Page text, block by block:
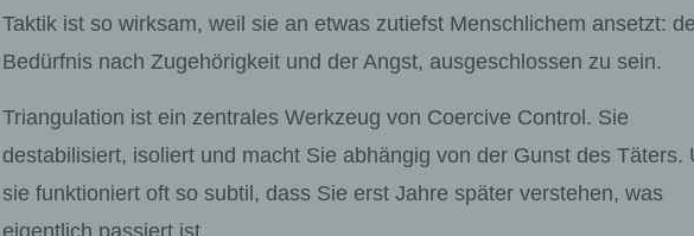
Taktik ist so wirksam, weil sie an etwas zutiefst Menschlichem ansetzt:
Bedürfnis nach Zugehörigkeit und der Angst, ausgeschlossen zu sein.
Triangulation ist ein zentrales Werkzeug von Coercive Control. Sie
destabilisiert, isoliert und macht Sie abhängig von der Gunst des Täters.
sie funktioniert oft so subtil, dass Sie erst Jahre später verstehen, was
eigentlich passiert ist.